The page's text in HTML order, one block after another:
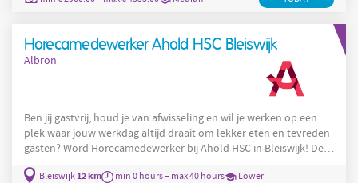
vaste team alleen niet voldoende is. Dit kan te maken hebben
Horecamedewerker Ahold HSC Bleiswijk
Albron
Ben jij gastvrij, houd je van afwisseling en wil je werken op een
plek waar jouw werkdag altijd draait om lekker eten en tevreden
gasten? Word Horecamedewerker bij Ahold HSC in Bleiswijk! De
functie Als cateringmedewerker zorg jij samen met je collega’s
voor heerlijk eten en drinken op de locatie van Ahold HSC in
Bleiswijk12 km min 0 hours – max 40 hours Lower